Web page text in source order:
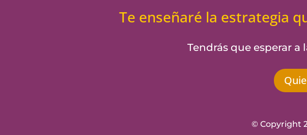
Te enseñaré la estrategia
Tendrás que esperar a
© Copyright